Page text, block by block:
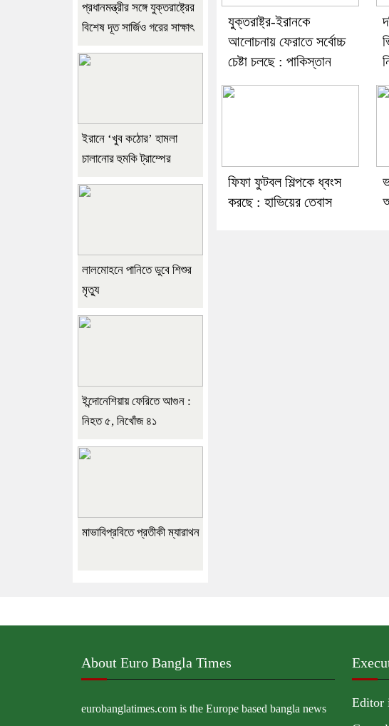
যুক্তরাষ্ট্র-ইরানকে
আলোচনায় ফেরাতে সর্বোচ্চ
চেষ্টা চলছে : পাকিস্তান
ফিফা ফুটবল শিল্পকে ধ্বংস
করছে : হাভিয়ের তেবাস
প্রধানমন্ত্রীর সঙ্গে যুক্তরাষ্ট্রের
বিশেষ দূত সার্জিও গরের সাক্ষাৎ
ইরানে ‘খুব কঠোর’ হামলা
চালানোর হুমকি ট্রাম্পের
লালমোহনে পানিতে ডুবে শিশুর
মৃত্যু
ইন্দোনেশিয়ায় ফেরিতে আগুন :
নিহত ৫, নিখোঁজ ৪১
মাভাবিপ্রবিতে প্রতীকী ম্যারাথন
About Euro Bangla Times
eurobanglatimes.com is the Europe based bangla news
Editor